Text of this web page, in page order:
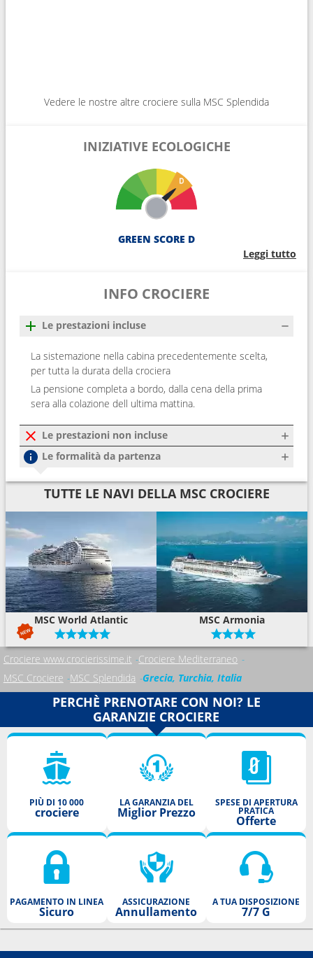
Vedere le nostre altre crociere sulla MSC Splendida
INIZIATIVE ECOLOGICHE
GREEN SCORE D
Leggi tutto
INFO CROCIERE
Le prestazioni incluse
La sistemazione nella cabina precedentemente scelta,
per tutta la durata della crociera
La pensione completa a bordo, dalla cena della prima
sera alla colazione dell ultima mattina.
Le prestazioni non incluse
Le formalità da partenza
TUTTE LE NAVI DELLA MSC CROCIERE
MSC World Atlantic MSC Armonia
Crociere www.crocierissime.it Crociere Mediterraneo
MSC Crociere MSC Splendida Grecia, Turchia, Italia
PERCHÈ PRENOTARE CON NOI? LE
GARANZIE CROCIERE
PIÙ DI 10 000
crociere
LA GARANZIA DEL
Miglior Prezzo
SPESE DI APERTURA
PRATICA
Offerte
PAGAMENTO IN LINEA
Sicuro
ASSICURAZIONE
Annullamento
A TUA DISPOSIZIONE
7/7 G